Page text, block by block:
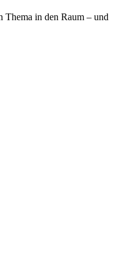
in den Raum – und